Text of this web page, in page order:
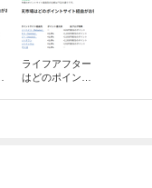
ライフアフター
はどのポイント